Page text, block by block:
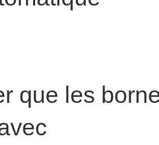
que les